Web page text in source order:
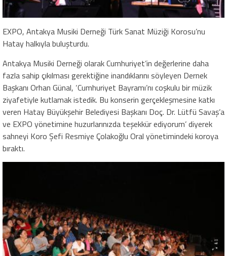
EXPO, Antakya Musiki Derneği Türk Sanat Müziği Korosu’nu
Hatay halkıyla buluşturdu.
Antakya Musiki Derneği olarak Cumhuriyet’in değerlerine daha
fazla sahip çıkılması gerektiğine inandıklarını söyleyen Dernek
Başkanı Orhan Günal, ‘Cumhuriyet Bayramı’nı coşkulu bir müzik
ziyafetiyle kutlamak istedik. Bu konserin gerçekleşmesine katkı
veren Hatay Büyükşehir Belediyesi Başkanı Doç. Dr. Lütfü Savaş’a
ve EXPO yönetimine huzurlarınızda teşekkür ediyorum’ diyerek
sahneyi Koro Şefi Resmiye Çolakoğlu Oral yönetimindeki koroya
bıraktı.